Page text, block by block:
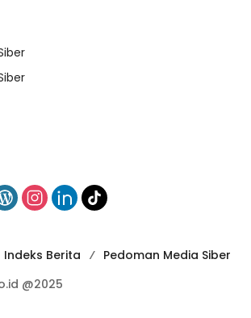
Indeks Berita
Pedoman Media Siber
@2025